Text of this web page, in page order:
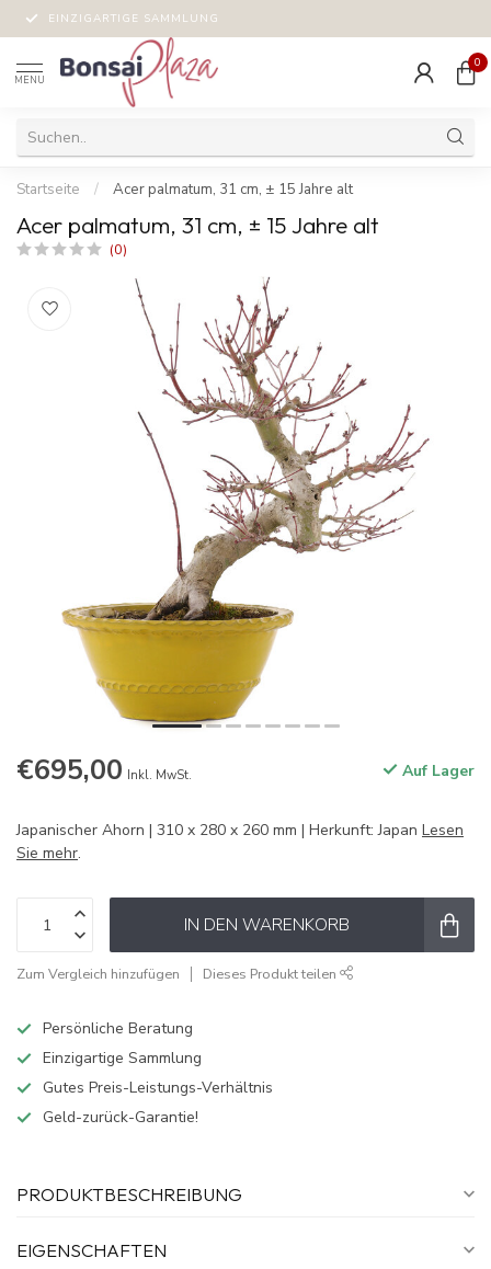
GUTES PREIS-LEISTUNGS-VERHÄLTNIS
MENU
0
Startseite / Acer palmatum, 31 cm, ± 15 Jahre alt
Acer palmatum, 31 cm, ± 15 Jahre alt
(0)
€695,00 Inkl. MwSt. Auf Lager
Japanischer Ahorn | 310 x 280 x 260 mm | Herkunft: Japan Lesen
Sie mehr.
IN DEN WARENKORB
Zum Vergleich hinzufügen Dieses Produkt teilen
Persönliche Beratung
Einzigartige Sammlung
Gutes Preis-Leistungs-Verhältnis
Geld-zurück-Garantie!
PRODUKTBESCHREIBUNG
EIGENSCHAFTEN